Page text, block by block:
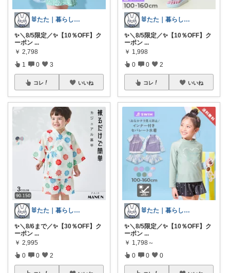
🐰たた｜暮らしと子育て
✨＼8/5限定／✨【10％OFF】ク
ーポン ...
￥ 2,798
1 0 3
コレ いいね
🐰たた｜暮らしと子育て
✨＼8/6まで／✨【30％OFF】ク
ーポン ...
￥ 2,995
0 0 2
🐰たた｜暮らしと子育て
✨＼8/5限定／✨【10％OFF】ク
ーポン ...
￥ 1,998
0 0 2
コレ いいね
🐰たた｜暮らしと子育て
✨＼8/5限定／✨【10％OFF】ク
ーポン ...
￥ 1,798～
0 0 0